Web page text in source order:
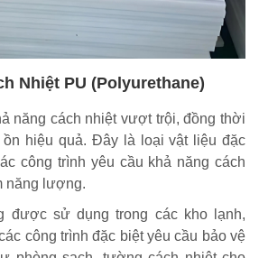
Nhiệt PU (Polyurethane)
năng cách nhiệt vượt trội, đồng thời
ồn hiệu quả. Đây là loại vật liệu đặc
công trình yêu cầu khả năng cách
năng lượng.
được sử dụng trong các kho lạnh,
công trình đặc biệt yêu cầu bảo vệ